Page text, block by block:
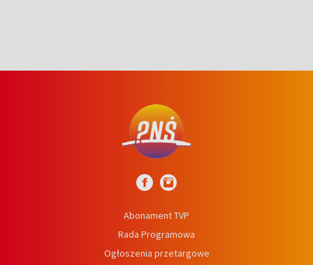
Abonament TVP
Rada Programowa
Ogłoszenia przetargowe